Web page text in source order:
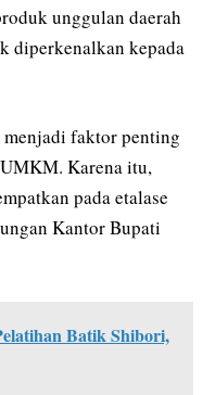
unggulan daerah
diperkenalkan kepada
faktor penting
Karena itu,
pada etalase
Kantor Bupati
Batik Shibori,